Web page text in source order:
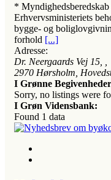
*
Erhvervsministeriets
bygge- og
forhold [...]
Adresse:
Dr. Neergaards Vej 15
2970 Hørsholm,
I Grønne
Sorry, no listings were
I Grøn Vidensbank:
Found 1 data